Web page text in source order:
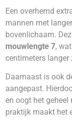
Een overhemd
mannen met
bovenlichaam.
mouwlengte 7,
centimeters
Daarnaast is ook
aangepast.
en oogt het geheel
praktijk maakt het